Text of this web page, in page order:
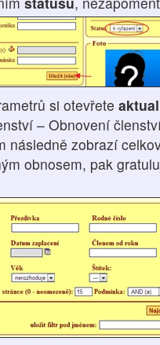
si otevřete
– Obnovení
následně zobrazí
obnosem, pak